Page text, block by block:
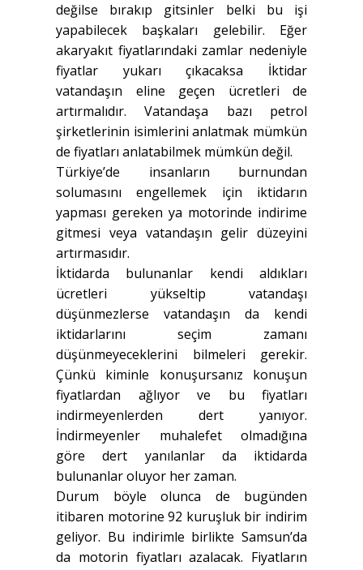
değilse bırakıp gitsinler belki bu işi
yapabilecek başkaları gelebilir. Eğer
akaryakıt fiyatlarındaki zamlar nedeniyle
fiyatlar yukarı çıkacaksa İktidar
vatandaşın eline geçen ücretleri de
artırmalıdır. Vatandaşa bazı petrol
şirketlerinin isimlerini anlatmak mümkün
de fiyatları anlatabilmek mümkün değil.
Türkiye’de insanların burnundan
solumasını engellemek için iktidarın
yapması gereken ya motorinde indirime
gitmesi veya vatandaşın gelir düzeyini
artırmasıdır.
İktidarda bulunanlar kendi aldıkları
ücretleri yükseltip vatandaşı
düşünmezlerse vatandaşın da kendi
iktidarlarını seçim zamanı
düşünmeyeceklerini bilmeleri gerekir.
Çünkü kiminle konuşursanız konuşun
fiyatlardan ağlıyor ve bu fiyatları
indirmeyenlerden dert yanıyor.
İndirmeyenler muhalefet olmadığına
göre dert yanılanlar da iktidarda
bulunanlar oluyor her zaman.
Durum böyle olunca de bugünden
itibaren motorine 92 kuruşluk bir indirim
geliyor. Bu indirimle birlikte Samsun’da
da motorin fiyatları azalacak. Fiyatların